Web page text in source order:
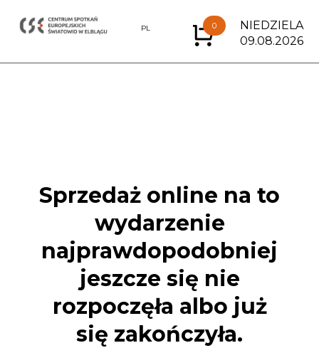
PL 0
NIEDZIELA
09.08.2026
Sprzedaż online na to
wydarzenie
najprawdopodobniej
jeszcze się nie
rozpoczęła albo już
się zakończyła.